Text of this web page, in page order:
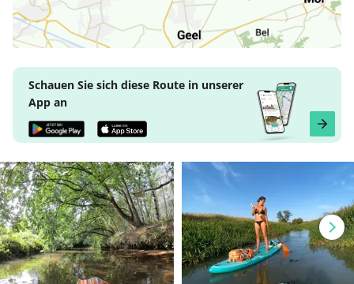
Schauen Sie sich diese Route in unserer
App an